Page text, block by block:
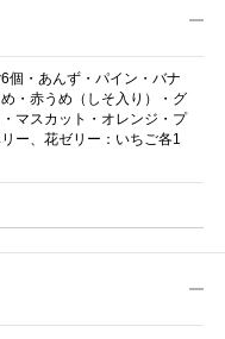
個・あんず・パイン・バナ
・赤うめ（しそ入り）・グ
マスカット・オレンジ・プ
ー、花ゼリー：いちご各1